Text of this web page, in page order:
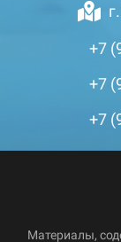
+7
+7
+7
Материалы,